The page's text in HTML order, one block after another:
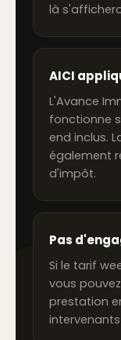
là
AICI
L'Avance
fonctionne
end inclus.
également
d'impôt.
Pas
Si le tarif
vous
prestation